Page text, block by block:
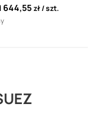
644,55zł szt.